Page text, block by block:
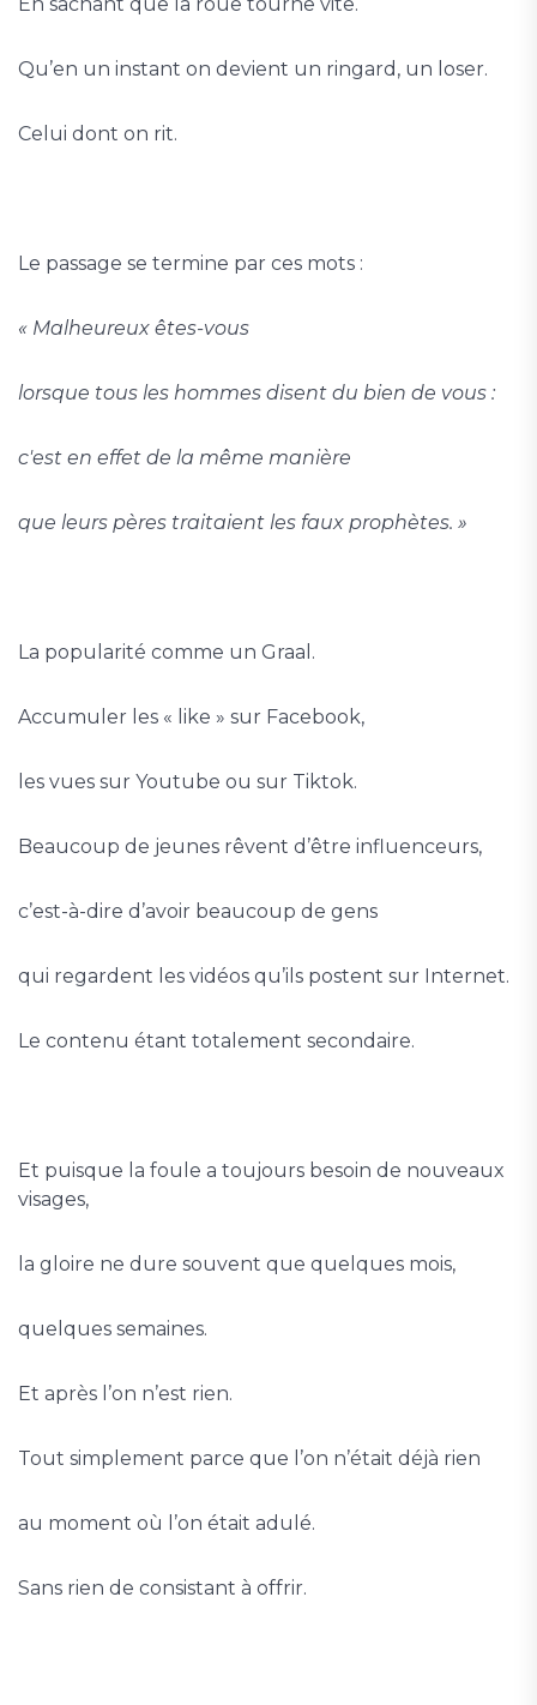
Qu’en un instant on devient un ringard, un loser.
Celui dont on rit.
Le passage se termine par ces mots :
« Malheureux êtes-vous
lorsque tous les hommes disent du bien de vous :
c'est en effet de la même manière
que leurs pères traitaient les faux prophètes. »
La popularité comme un Graal.
Accumuler les « like » sur Facebook,
les vues sur Youtube ou sur Tiktok.
Beaucoup de jeunes rêvent d’être influenceurs,
c’est-à-dire d’avoir beaucoup de gens
qui regardent les vidéos qu’ils postent sur Internet.
Le contenu étant totalement secondaire.
Et puisque la foule a toujours besoin de nouveaux
visages,
la gloire ne dure souvent que quelques mois,
quelques semaines.
Et après l’on n’est rien.
Tout simplement parce que l’on n’était déjà rien
au moment où l’on était adulé.
Sans rien de consistant à offrir.